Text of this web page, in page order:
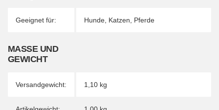
Geeignet für: Hunde Katzen Pferde
MASSE UND G
EWICHT
Versandgewicht: 1,10 kg